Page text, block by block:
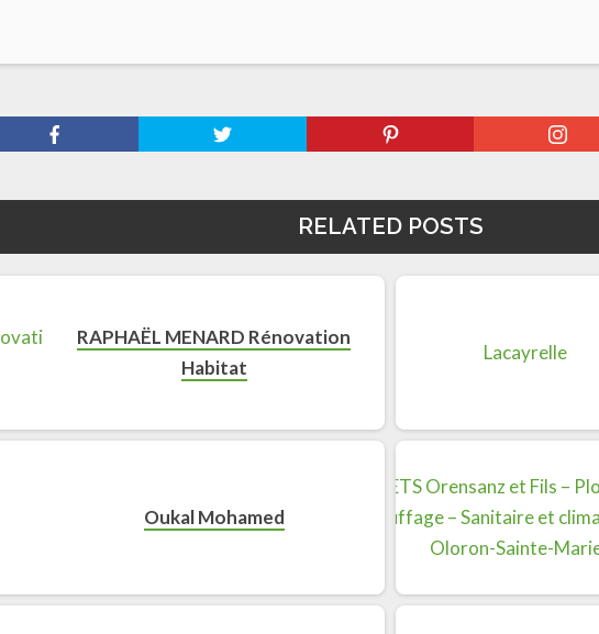
RELATED POSTS
RAPHAËL MENARD Rénovation
Habitat
Oukal Mohamed